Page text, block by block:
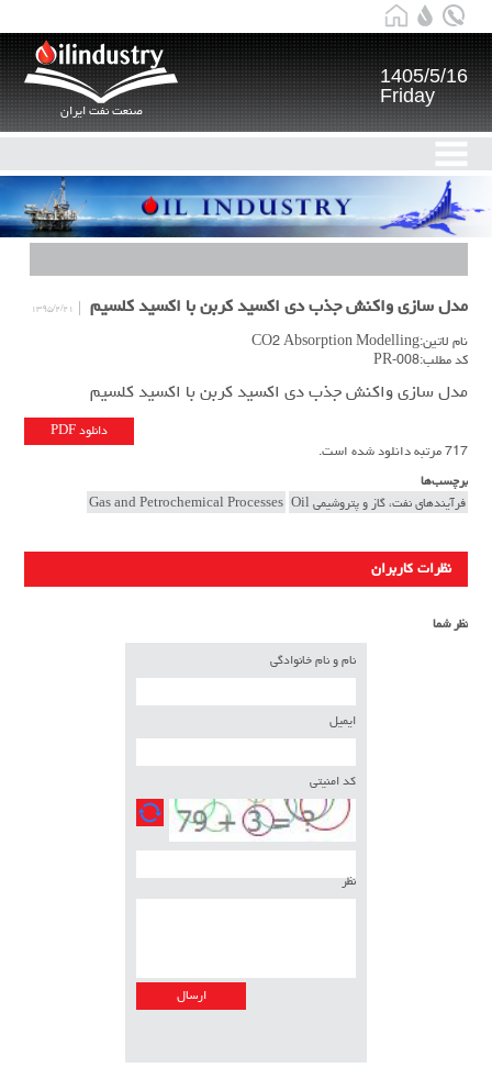
صنعت نفت ایران
1405/5/16
Friday
مدل سازی واکنش جذب دی اکسید کربن با اکسید کلسیم ۱۳۹۵/۲/۲۱
نام لاتین:CO2 Absorption Modelling
کد مطلب:PR-008
مدل سازی واکنش جذب دی اکسید کربن با اکسید کلسیم
دانلود PDF
717 مرتبه دانلود شده است.
برچسب‌ها
فرآیندهای نفت، گاز و پتروشیمی Oil
Gas and Petrochemical Processes
نظرات کاربران
نظر شما
نام و نام خانوادگی
ایمیل
کد امنیتی
نظر